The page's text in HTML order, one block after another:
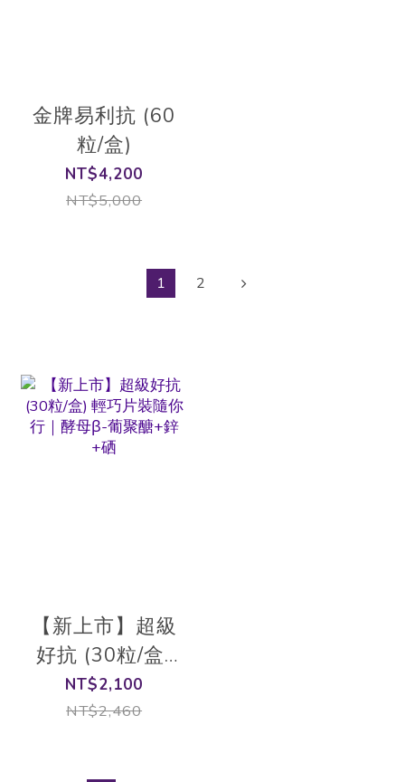
金牌易利抗 (60
粒/盒)
NT$4,200
NT$5,000
1 2
【新上市】超級
好抗 (30粒/盒)
輕巧片裝隨你行
｜酵母β-葡聚醣
NT$2,100
NT$2,460